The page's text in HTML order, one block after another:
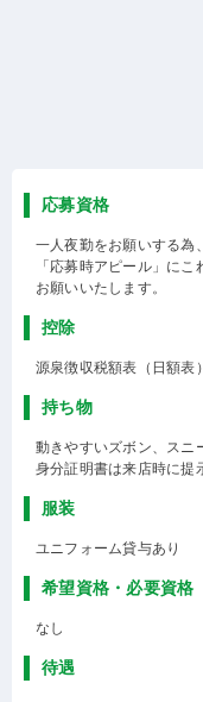
応募資格
一人夜勤をお願いする為
「応募時アピール」に
お願いいたします。
控除
源泉徴収税額表（日額表
持ち物
動きやすいズボン、スニ
身分証明書は来店時に提
服装
ユニフォーム貸与あり
希望資格・必要資格
なし
待遇